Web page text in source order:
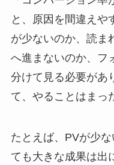
と、原因を間違えや
が少ないのか、読ま
へ進まないのか、フ
分けて見る必要があ
て、やることはまっ
たとえば、PVが少
ても大きな成果は出